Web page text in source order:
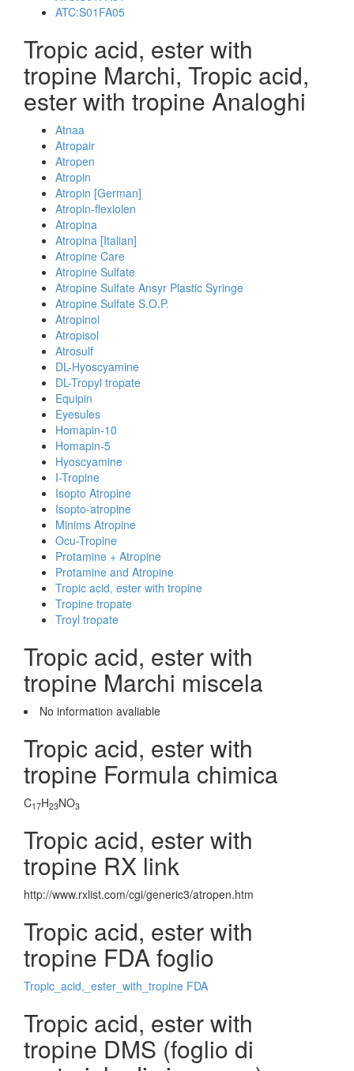
ATC:S01FA05
Tropic acid, ester with
tropine Marchi, Tropic acid,
ester with tropine Analoghi
Atnaa
Atropair
Atropen
Atropin
Atropin [German]
Atropin-flexiolen
Atropina
Atropina [Italian]
Atropine Care
Atropine Sulfate
Atropine Sulfate Ansyr Plastic Syringe
Atropine Sulfate S.O.P.
Atropinol
Atropisol
Atrosulf
DL-Hyoscyamine
DL-Tropyl tropate
Equipin
Eyesules
Homapin-10
Homapin-5
Hyoscyamine
I-Tropine
Isopto Atropine
Isopto-atropine
Minims Atropine
Ocu-Tropine
Protamine + Atropine
Protamine and Atropine
Tropic acid, ester with tropine
Tropine tropate
Troyl tropate
Tropic acid, ester with
tropine Marchi miscela
No information avaliable
Tropic acid, ester with
tropine Formula chimica
C17H23NO3
Tropic acid, ester with
tropine RX link
http://www.rxlist.com/cgi/generic3/atropen.htm
Tropic acid, ester with
tropine FDA foglio
Tropic_acid,_ester_with_tropine FDA
Tropic acid, ester with
tropine DMS (foglio di